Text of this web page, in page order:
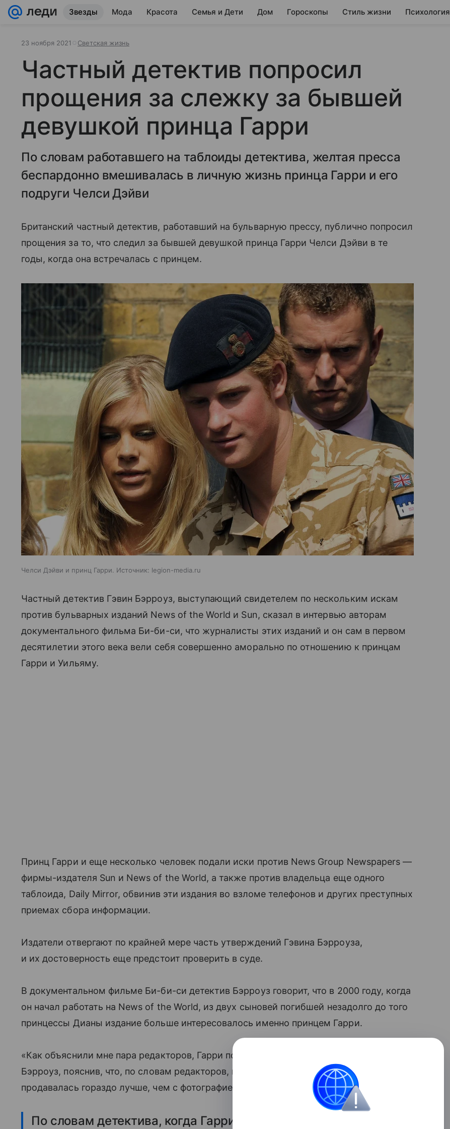
Звезды Мода Красота Семья и Дети Дом Гороскопы Стиль жизни Психология
23 ноября 2021 Светская жизнь
Частный детектив попросил
прощения за слежку за бывшей
девушкой принца Гарри
По словам работавшего на таблоиды детектива, желтая пресса
беспардонно вмешивалась в личную жизнь принца Гарри и его
подруги Челси Дэйви
Британский частный детектив, работавший на бульварную прессу, публично попросил
прощения за то, что следил за бывшей девушкой принца Гарри Челси Дэйви в те
годы, когда она встречалась с принцем.
Челси Дэйви и принц Гарри. Источник: legion-media.ru
Частный детектив Гэвин Бэрроуз, выступающий свидетелем по нескольким искам
против бульварных изданий News of the World и Sun, сказал в интервью авторам
документального фильма Би-би-си, что журналисты этих изданий и он сам в первом
десятилетии этого века вели себя совершенно аморально по отношению к принцам
Гарри и Уильяму.
Принц Гарри и еще несколько человек подали иски против News Group Newspapers —
фирмы-издателя Sun и News of the World, а также против владельца еще одного
таблоида, Daily Mirror, обвинив эти издания во взломе телефонов и других преступных
приемах сбора информации.
Издатели отвергают по крайней мере часть утверждений Гэвина Бэрроуза,
и их достоверность еще предстоит проверить в суде.
В документальном фильме Би-би-си детектив Бэрроуз говорит, что в 2000 году, когда
он начал работать на News of the World, из двух сыновей погибшей незадолго до того
принцессы Дианы издание больше интересовалось именно принцем Гарри.
«Как объяснили мне пара редакторов, Гарри по сути стал новой Дианой», — сказал
Бэрроуз, пояснив, что, по словам редакторов, газета с фото Гарри на первой полосе
продавалась гораздо лучше, чем с фотографией его старшего брата Уильяма.
По словам детектива, когда Гарри в 2004 году начал